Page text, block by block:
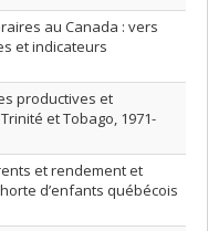
au Canada : vers
et indicateurs
productives et
et Tobago, 1971-
et rendement et
d’enfants québécois